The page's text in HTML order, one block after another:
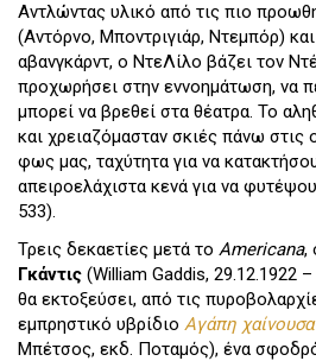
Αντλώντας υλικό από τις πιο
(Αντόρνο, Μποντριγιάρ, Ντεμπόρ)
αβανγκάρντ, ο ΝτεΛίλο βάζει τον
προχωρήσει στην εννοημάτωση, να
μπορεί να βρεθεί στα θέατρα. Το
και χρειαζόμασταν σκιές πάνω στις
φως μας, ταχύτητα για να
απειροελάχιστα κενά για να
533).
Τρεις δεκαετίες μετά το Americana,
Γκάντις (William Gaddis, 29.12.1922
θα εκτοξεύσει, από τις
εμπρηστικό υβρίδιο Αγάπη χαίνουσα
Μπέτσος, εκδ. Ποταμός), ένα